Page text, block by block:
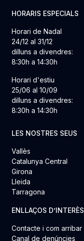
HORARIS ESPECIALS
Horari de Nadal
24/12 al 31/12
dilluns a divendres:
8:30h a 14:30h
Horari d'estiu
25/06 al 10/09
dilluns a divendres:
8:30h a 14:30h
LES NOSTRES SEUS
Vallès
Catalunya Central
Girona
Lleida
Tarragona
ENLLAÇOS D’INTERÈS
Contacte i com arribar
Canal de denúncies